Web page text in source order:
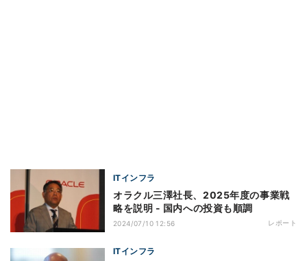
ITインフラ
オラクル三澤社長、2025年度の事業戦
略を説明 - 国内への投資も順調
2024/07/10 12:56 レポート
ITインフラ